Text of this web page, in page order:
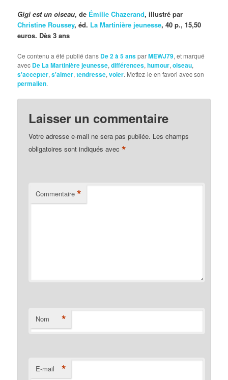
Gigi est un oiseau, de Émilie Chazerand, illustré par
Christine Roussey, éd. La Martinière jeunesse, 40 p., 15,50
euros. Dès 3 ans
Ce contenu a été publié dans De 2 à 5 ansparMEWJ79, et marqué
avec De La Martinière jeunesse,différences,humour,oiseau,
s'accepter,s'aimer,tendresse,voler. Mettez-le en favori avec son
permalien.
Laisser un commentaire
Votre adresse e-mail ne sera pas publiée. Les champs
obligatoires sont indiqués avec*
Commentaire *
Nom *
E-mail *